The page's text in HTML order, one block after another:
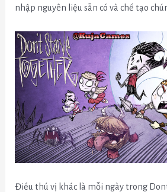
nhập nguyên liệu sẵn có và chế tạo
Điều thú vị khác là mỗi ngày trong